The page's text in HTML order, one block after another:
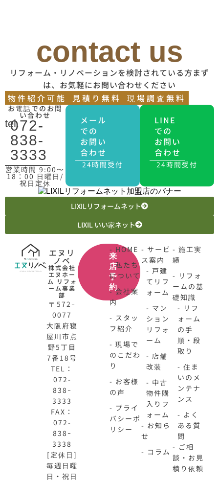
contact us
リフォーム・リノベーションを検討されている方まず
は、お気軽にお問い合わせください
物件紹介可能
見積り無料 現場調査無料
お電話でのお問
い合わせ
tel.
072-
838-
3333
営業時間 9:00〜
18：00 日曜日/
祝日定休
メール
での
お問い
合わせ
24時間受付
LINE
での
お問い
合わせ
24時間受付
LIXILリフォームネット
LIXIL いい家ネット
エヌリ
ノベ
株式会社
エヌホー
ム リフォ
ーム事業
部
〒572ｰ
0077
大阪府寝
屋川市点
野5丁目
7番18号
TEL：
072-
838ｰ
3333
FAX：
072-
838ｰ
3338
[定休日]
毎週日曜
日・祝日
来
店
予
約
- HOME
- 私たち
について
- 会社案
内
- スタッ
フ紹介
- 現場で
のこだわ
り
- お客様
の声
- プライ
バシーポ
リシー
- サービ
ス案内
- 戸建
てリフ
ォーム
- マン
ション
リフォ
ーム
- 店舗
改装
- 中古
物件購
入りフ
ォーム
- お知ら
せ
- コラム
- 施工実
績
- リフォ
ームの基
礎知識
- リフ
ォーム
の手
順・段
取り
- 住ま
いのメ
ンテナ
ンス
- よく
ある質
問
- ご相
談・お見
積り依頼